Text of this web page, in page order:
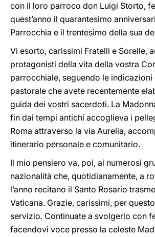
con il loro parroco don Luigi Storto,
quest’anno il quarantesimo
Parrocchia e il trentesimo della sua
Vi esorto, carissimi Fratelli e Sorelle,
protagonisti della vita della vostra
parrocchiale, seguendo le
pastorale che avete recentemente
guida dei vostri sacerdoti. La
fin dai tempi antichi accoglieva i
Roma attraverso la via Aurelia,
itinerario personale e comunitario.
Il mio pensiero va, poi, ai numerosi
nazionalità che, quotidianamente, a
l’anno recitano il Santo Rosario
Vaticana. Grazie, carissimi, per
servizio. Continuate a svolgerlo con
facendovi voce presso la celeste